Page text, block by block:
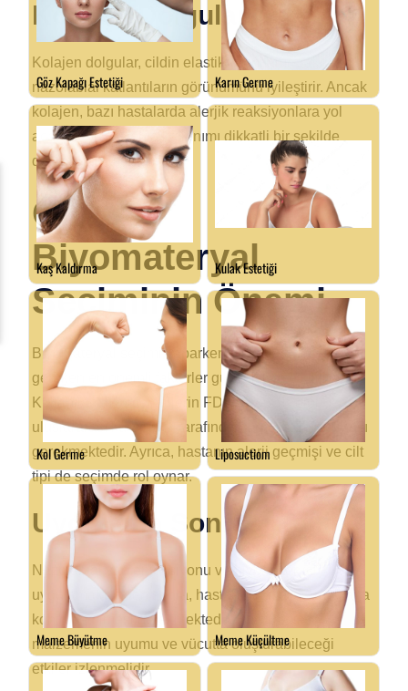
Kolajen Dolgular
Kolajen dolgular, cildin elastikiyetini artırarak
nazolabial katlantıların görünümünü iyileştirir. Ancak
kolajen, bazı hastalarda alerjik reaksiyonlara yol
açabilir, bu nedenle kullanımı dikkatli bir şekilde
değerlendirilmelidir.
Güvenli
Biyomateryal
Seçiminin Önemi
Biyomateryal seçimi yaparken dikkate alınması
gereken en önemli faktörler güvenlik ve etkililiktir.
Kullanılacak materyallerin FDA veya CE gibi
uluslararası kuruluşlar tarafından onaylanmış olması
gerekmektedir. Ayrıca, hastanın alerji geçmişi ve cilt
tipi de seçimde rol oynar.
Uygulama Sonrası Takip
Nazolabial yağ enjeksiyonu ve biyomateryal
uygulamalarından sonra, hastanın düzenli aralıklarla
kontrol edilmesi gerekmektedir. Bu süreçte,
malzemenin uyumu ve vücutta oluşturabileceği
etkiler izlenmelidir.